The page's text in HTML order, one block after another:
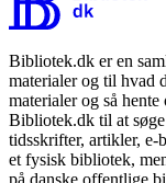
Bibliotek.dk er en
materialer og til hvad
materialer og så
Bibliotek.dk til at
tidsskrifter, artikler, e-
et fysisk bibliotek,